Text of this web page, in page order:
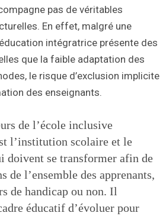
façade si elle ne
transformations
volonté
limites
contenus et des
et le manque de
Les
soutiennent
système
répondre aux
qu’ils soient
appartient